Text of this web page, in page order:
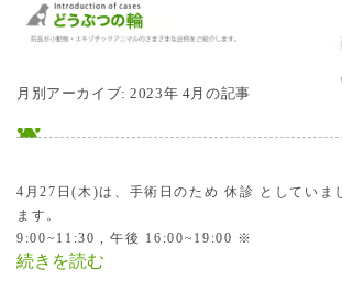
月別アーカイブ:2023年 4月の記事
4月27日(木)は、手術日のため 休診 としていま
ます。 ※
9:00~11:30 , 午後 16:00~19:00 ※
続きを読む